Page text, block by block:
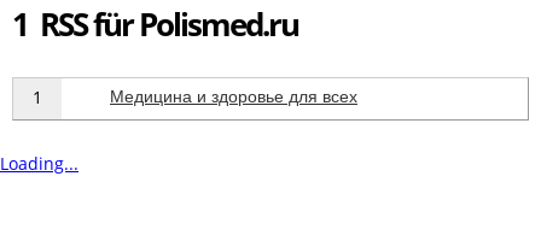
1 RSS für Polismed.ru
1 Медицина и здоровье для всех
Loading...